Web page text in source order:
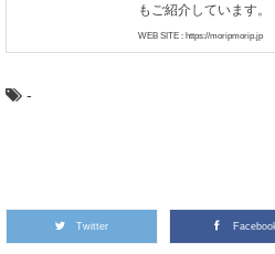
銘木「吉野杉
グ5選
林業の仕事ってど
の？ ふだんは見え
もご紹介しています。
WEB SITE : https://moripmorip.jp
-
Twitter